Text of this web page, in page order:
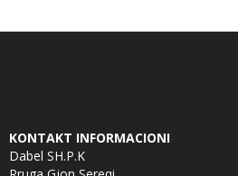
KONTAKT INFORMACIONI
Dabel SH.P.K